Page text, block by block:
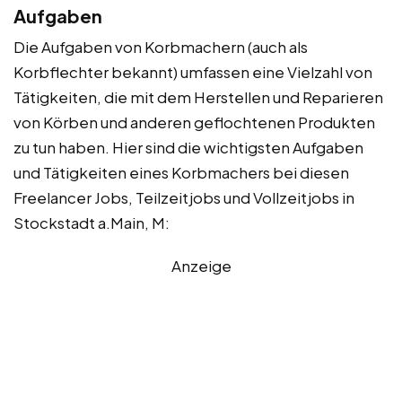
Aufgaben
Die Aufgaben von Korbmachern (auch als
Korbflechter bekannt) umfassen eine Vielzahl von
Tätigkeiten, die mit dem Herstellen und Reparieren
von Körben und anderen geflochtenen Produkten
zu tun haben. Hier sind die wichtigsten Aufgaben
und Tätigkeiten eines Korbmachers bei diesen
Freelancer Jobs, Teilzeitjobs und Vollzeitjobs in
Stockstadt a.Main, M:
Anzeige